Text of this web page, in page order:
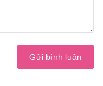
Gửi bình luận